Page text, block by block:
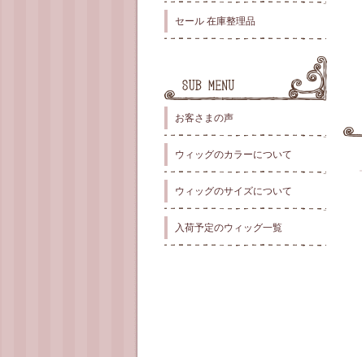
セール 在庫整理品
お客さまの声
ウィッグのカラーについて
ウィッグのサイズについて
入荷予定のウィッグ一覧